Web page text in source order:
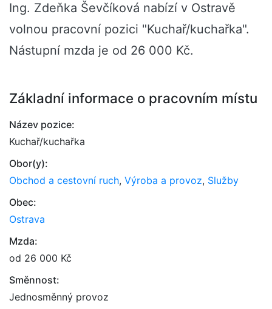
Ing. Zdeňka Ševčíková nabízí v Ostravě
volnou pracovní pozici "Kuchař/kuchařka".
Nástupní mzda je od 26 000 Kč.
Základní informace o pracovním místu
Název pozice:
Kuchař/kuchařka
Obor(y):
Obchod a cestovní ruch, Výroba a provoz, Služby
Obec:
Ostrava
Mzda:
od 26 000 Kč
Směnnost:
Jednosměnný provoz